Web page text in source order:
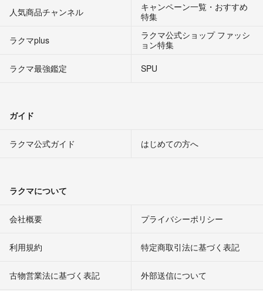
人気商品チャンネル
キャンペーン一覧・おすすめ
特集
ラクマplus
ラクマ公式ショップ ファッシ
ョン特集
ラクマ最強鑑定
SPU
ガイド
ラクマ公式ガイド はじめての方へ
ラクマについて
会社概要 プライバシーポリシー
利用規約 特定商取引法に基づく表記
古物営業法に基づく表記 外部送信について